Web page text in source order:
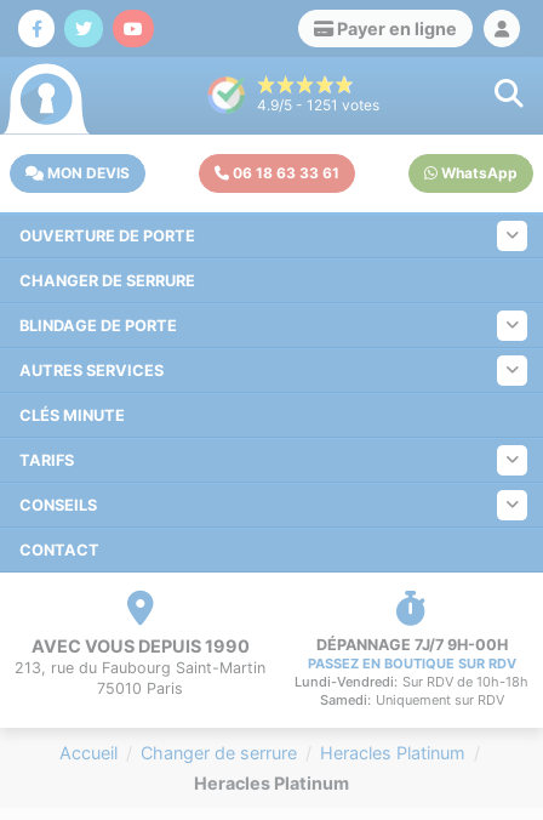
Payer en ligne
OUVERTURE DE PORTE
CHANGER DE SERRURE
BLINDAGE DE PORTE
AUTRES SERVICES
CLÉS MINUTE
TARIFS
CONSEILS
CONTACT
4.9/5 - 1251 votes
MON DEVIS 06 18 63 33 61 WhatsApp
AVEC VOUS DEPUIS 1990
213, rue du Faubourg Saint-Martin
75010 Paris
DÉPANNAGE 7J/7 9H-00H
PASSEZ EN BOUTIQUE SUR RDV
Lundi-Vendredi: Sur RDV de 10h-18h
Samedi: Uniquement sur RDV
Accueil Changer de serrure
Heracles Platinum
Heracles Platinum